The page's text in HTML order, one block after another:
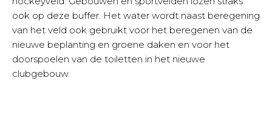
ook op deze buffer. Het water wordt naast beregening
van het veld ook gebruikt voor het beregenen van de
nieuwe beplanting en groene daken en voor het
doorspoelen van de toiletten in het nieuwe
clubgebouw.